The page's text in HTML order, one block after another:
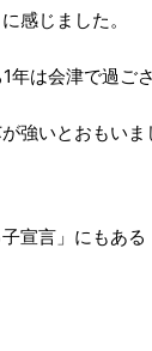
感じました。
は会津で過ご
強いとおもいま
宣言」にもある